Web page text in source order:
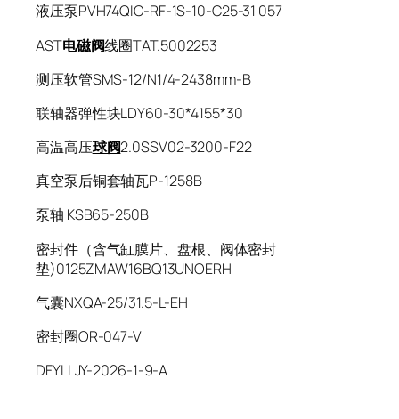
液压泵PVH74QIC-RF-1S-10-C25-31 057
AST电磁阀线圈TAT.5002253
测压软管SMS-12/N1/4-2438mm-B
联轴器弹性块LDY60-30*4155*30
高温高压球阀2.0SSV02-3200-F22
真空泵后铜套轴瓦P-1258B
泵轴 KSB65-250B
密封件（含气缸膜片、盘根、阀体密封
垫)0125ZMAW16BQ13UNOERH
气囊NXQA-25/31.5-L-EH
密封圈OR-047-V
DFYLLJY-2026-1-9-A